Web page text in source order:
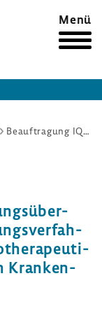
Menü
Beauftragung IQTIG: Entwicklung eines einrichtungsübergreifenden Qualitätssicherungsverfahrens zur ambulanten psychotherapeutischen Versorgung gesetzlich Krankenversicherter
Kran­ken­